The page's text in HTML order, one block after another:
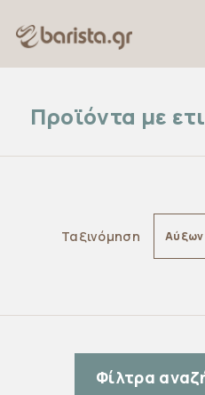
Προϊόντα με
Ταξινόμηση Αύξων
Φίλτρα